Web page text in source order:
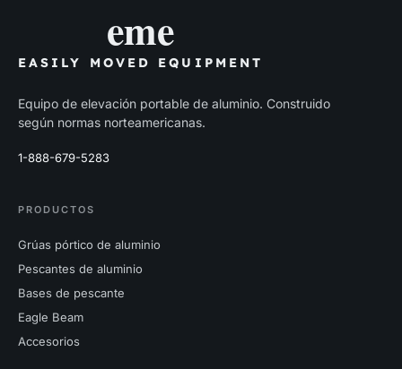
eme
EASILY MOVED EQUIPMENT
Equipo de elevación portable de aluminio. Construido
según normas norteamericanas.
1-888-679-5283
PRODUCTOS
Grúas pórtico de aluminio
Pescantes de aluminio
Bases de pescante
Eagle Beam
Accesorios